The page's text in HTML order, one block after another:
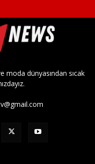
moda dünyasından sıcak